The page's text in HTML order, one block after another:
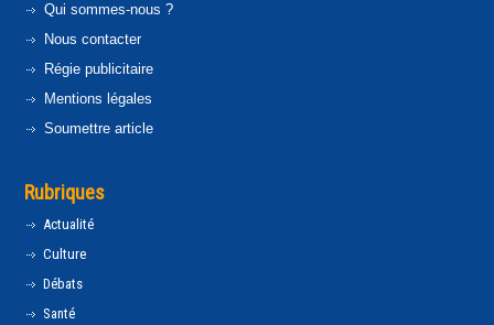
Qui sommes-nous ?
Nous contacter
Régie publicitaire
Mentions légales
Soumettre article
Rubriques
Actualité
Culture
Débats
Santé